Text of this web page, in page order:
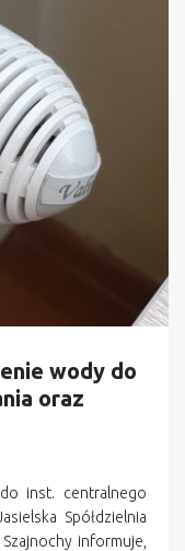
wody do
oraz
inst. centralnego
Spółdzielnia
informuje,